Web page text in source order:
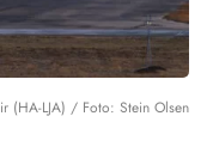
(HA-LJA) / Foto: Stein Olsen